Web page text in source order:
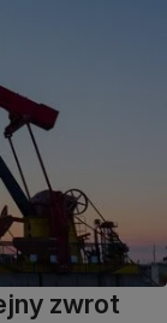
zwrot